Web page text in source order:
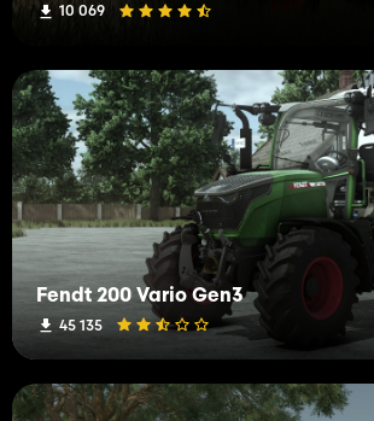
10 069
Fendt 200 Vario Gen3
45 135